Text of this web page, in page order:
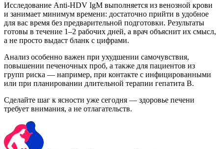
Исследование Anti-HDV IgM выполняется из венозной крови
и занимает минимум времени: достаточно прийти в удобное
для вас время без предварительной подготовки. Результаты
готовы в течение 1–2 рабочих дней, а врач объяснит их смысл,
а не просто выдаст бланк с цифрами.
Анализ особенно важен при ухудшении самочувствия,
повышении печеночных проб, а также для пациентов из
групп риска — например, при контакте с инфицированными
или при планировании длительной терапии гепатита B.
Сделайте шаг к ясности уже сегодня — здоровье печени
требует внимания, а не отлагательств.